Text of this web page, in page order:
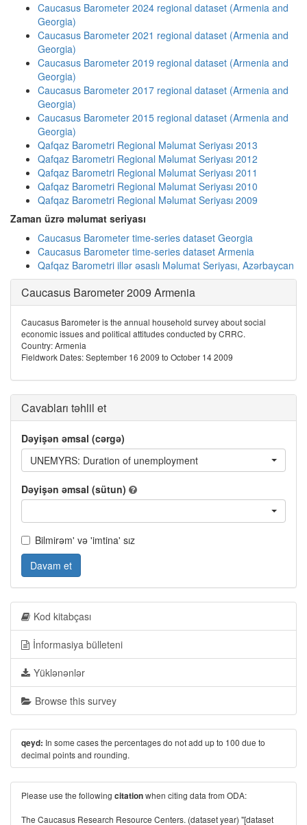
Caucasus Barometer 2024 regional dataset (Armenia and
Georgia)
Caucasus Barometer 2021 regional dataset (Armenia and
Georgia)
Caucasus Barometer 2019 regional dataset (Armenia and
Georgia)
Caucasus Barometer 2017 regional dataset (Armenia and
Georgia)
Caucasus Barometer 2015 regional dataset (Armenia and
Georgia)
Qafqaz Barometri Regional Məlumat Seriyası 2013
Qafqaz Barometri Regional Məlumat Seriyası 2012
Qafqaz Barometri Regional Məlumat Seriyası 2011
Qafqaz Barometri Regional Məlumat Seriyası 2010
Qafqaz Barometri Regional Məlumat Seriyası 2009
Zaman üzrə məlumat seriyası
Caucasus Barometer time-series dataset Georgia
Caucasus Barometer time-series dataset Armenia
Qafqaz Barometri illər əsaslı Məlumat Seriyası, Azərbaycan
Caucasus Barometer 2009 Armenia
Caucasus Barometer is the annual household survey about social
economic issues and political attitudes conducted by CRRC.
Country: Armenia
Fieldwork Dates: September 16 2009 to October 14 2009
Cavabları təhlil et
Dəyişən əmsal (cərgə)
UNEMYRS: Duration of unemployment
Dəyişən əmsal (sütun)
Bilmirəm' və 'imtina' sız
Davam et
Kod kitabçası
İnformasiya bülleteni
Yüklənənlər
Browse this survey
qeyd: In some cases the percentages do not add up to 100 due to
decimal points and rounding.
Please use the following citationwhen citing data from ODA:
The Caucasus Research Resource Centers. (dataset year) "[dataset